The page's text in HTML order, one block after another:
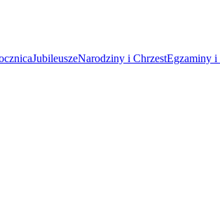
JubileuszeNarodziny i ChrzestEgzaminy i